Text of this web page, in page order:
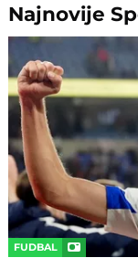
Najnovije
FUDBAL